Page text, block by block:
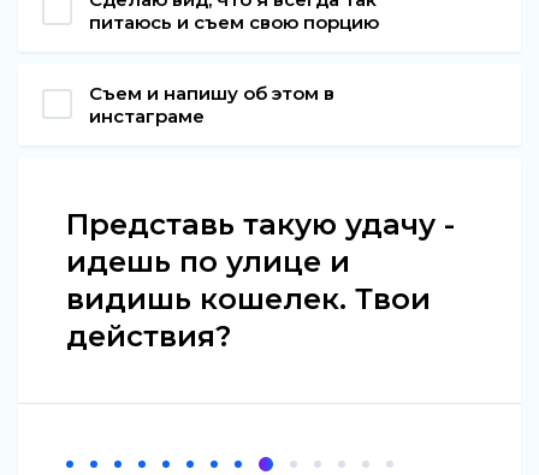
питаюсь и съем свою порцию
Съем и напишу об этом в
инстаграме
Представь такую удачу -
идешь по улице и
видишь кошелек. Твои
действия?